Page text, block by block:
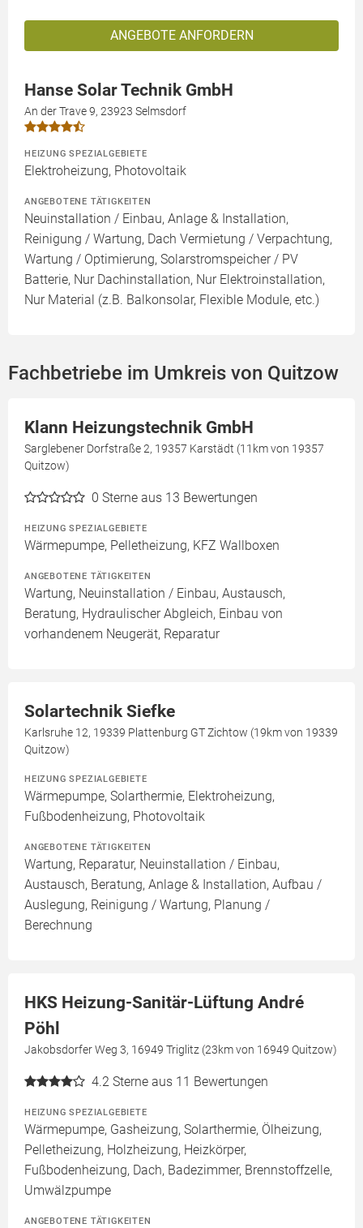
ANGEBOTE ANFORDERN
Hanse Solar Technik GmbH
An der Trave 9, 23923 Selmsdorf
HEIZUNG SPEZIALGEBIETE
Elektroheizung, Photovoltaik
ANGEBOTENE TÄTIGKEITEN
Neuinstallation / Einbau, Anlage & Installation,
Reinigung / Wartung, Dach Vermietung / Verpachtung,
Wartung / Optimierung, Solarstromspeicher / PV
Batterie, Nur Dachinstallation, Nur Elektroinstallation,
Nur Material (z.B. Balkonsolar, Flexible Module, etc.)
Fachbetriebe im Umkreis von Quitzow
Klann Heizungstechnik GmbH
Sarglebener Dorfstraße 2, 19357 Karstädt (11km von 19357
Quitzow)
0 Sterne aus 13 Bewertungen
HEIZUNG SPEZIALGEBIETE
Wärmepumpe, Pelletheizung, KFZ Wallboxen
ANGEBOTENE TÄTIGKEITEN
Wartung, Neuinstallation / Einbau, Austausch,
Beratung, Hydraulischer Abgleich, Einbau von
vorhandenem Neugerät, Reparatur
Solartechnik Siefke
Karlsruhe 12, 19339 Plattenburg GT Zichtow (19km von 19339
Quitzow)
HEIZUNG SPEZIALGEBIETE
Wärmepumpe, Solarthermie, Elektroheizung,
Fußbodenheizung, Photovoltaik
ANGEBOTENE TÄTIGKEITEN
Wartung, Reparatur, Neuinstallation / Einbau,
Austausch, Beratung, Anlage & Installation, Aufbau /
Auslegung, Reinigung / Wartung, Planung /
Berechnung
HKS Heizung-Sanitär-Lüftung André
Pöhl
Jakobsdorfer Weg 3, 16949 Triglitz (23km von 16949 Quitzow)
4.2 Sterne aus 11 Bewertungen
HEIZUNG SPEZIALGEBIETE
Wärmepumpe, Gasheizung, Solarthermie, Ölheizung,
Pelletheizung, Holzheizung, Heizkörper,
Fußbodenheizung, Dach, Badezimmer, Brennstoffzelle,
Umwälzpumpe
ANGEBOTENE TÄTIGKEITEN